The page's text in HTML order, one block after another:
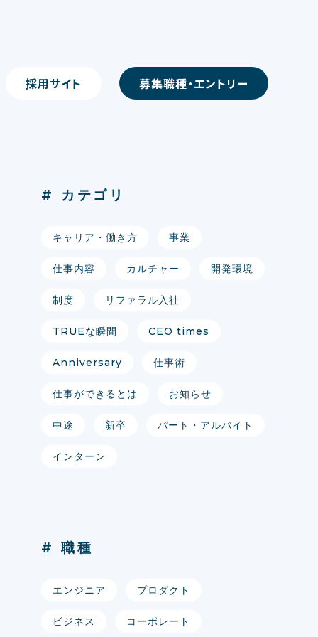
採用サイト 募集職種・エントリー
# カテゴリ
キャリア・働き方 事業
仕事内容 カルチャー 開発環境
制度 リファラル入社
TRUEな瞬間 CEO times
Anniversary 仕事術
仕事ができるとは お知らせ
中途 新卒 パート・アルバイト
インターン
# 職種
エンジニア プロダクト
ビジネス コーポレート